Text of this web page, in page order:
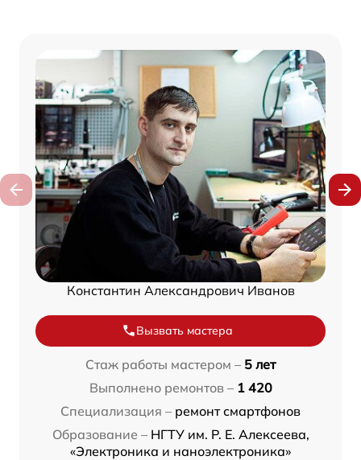
Константин Александрович Иванов
Вызвать мастера
Стаж работы мастером – 5 лет
Выполнено ремонтов – 1 420
Специализация – ремонт смартфонов
Образование – НГТУ им. Р. Е. Алексеева,
«Электроника и наноэлектроника»